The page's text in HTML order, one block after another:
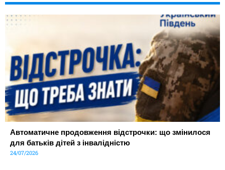
Автоматичне продовження відстрочки: що змінилося
для батьків дітей з інвалідністю
24/07/2026